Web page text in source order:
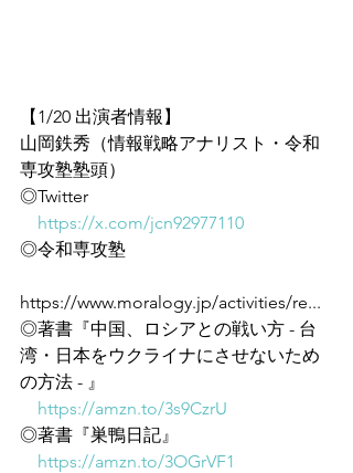
【1/20 出演者情報】
山岡鉄秀（情報戦略アナリスト・令和
専攻塾塾頭）
◎Twitter
https://x.com/jcn92977110
◎令和専攻塾
https://www.moralogy.jp/activities/re...
◎著書『中国、ロシアとの戦い方 - 台
湾・日本をウクライナにさせないため
の方法 - 』
https://amzn.to/3s9CzrU
◎著書『巣鴨日記』
https://amzn.to/3OGrVF1